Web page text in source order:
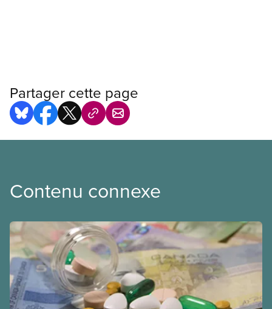
Partager cette page
Contenu connexe